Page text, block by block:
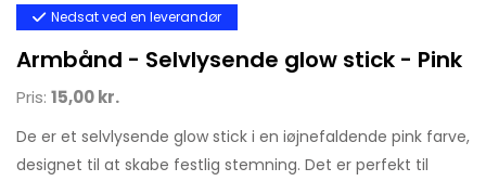
Nedsat ved en leverandør
Armbånd - Selvlysende glow stick - Pink
Pris: 15,00 kr.
De er et selvlysende glow stick i en iøjnefaldende pink farve,
designet til at skabe festlig stemning. Det er perfekt til